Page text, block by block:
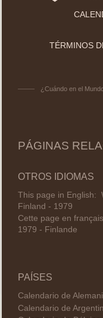
TÉRMINOS
¿Cuándo en el
PÁGINAS
OTROS IDIOMAS
This page in English:
Finland - 1979
Cette page en
1979 - Finlande
PAÍSES
Calendario de
Calendario de